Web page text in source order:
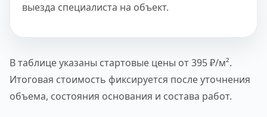
выезда специалиста на объект.
В таблице указаны стартовые цены от 395 ₽/м².
Итоговая стоимость фиксируется после уточнения
объема, состояния основания и состава работ.